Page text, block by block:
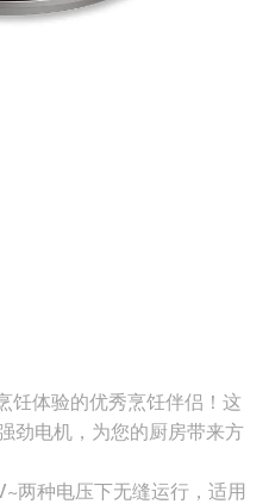
饪体验的优秀烹饪伴侣！这
劲电机，为您的厨房带来方
两种电压下无缝运行，适用